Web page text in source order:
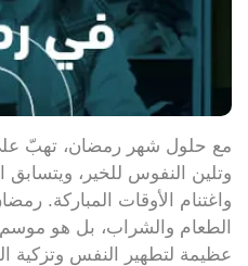
مع حلول شهر رمضان، تهبّ
وتلين النفوس للخير،
واغتنام الأوقات المباركة.
الطعام والشراب، بل هو
عظيمة لتطهير النفس وتزكية